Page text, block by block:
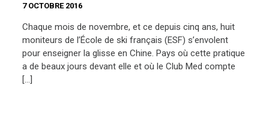
7 OCTOBRE 2016
Chaque mois de novembre, et ce depuis cinq ans, huit
moniteurs de l’École de ski français (ESF) s’envolent
pour enseigner la glisse en Chine. Pays où cette pratique
a de beaux jours devant elle et où le Club Med compte
[…]